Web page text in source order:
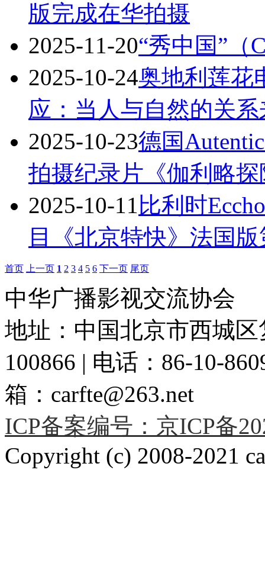
版完成在华拍摄
2025-11-20“秀中国”（
2025-10-24奥地利莲花
应：当人与自然的关
2025-10-23德国
拍摄纪录片《伽利略
2025-10-11 比利时
目《北京特快》法国版
首页 上一页 1 2 3 4 5 6 下一页 尾页
中华广播影视交流协会
地址：中国北京市西城
100866 | 电话：86-10-
箱：carfte@263.net
ICP备案编号：京ICP备
Copyright (c) 2008-2021